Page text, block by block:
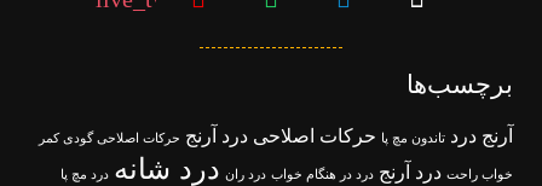
برچسب‌ها
آرنج درد تاندون مچ پا حرکات اصلاحی درد آرنج حرکات اصلاحی گودی کمر
خواب راحت درد آرنج درد در هنگام خواب درد ران درد شانه درد مچ پا